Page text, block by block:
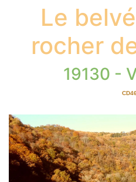
Le
rocher
19130 -